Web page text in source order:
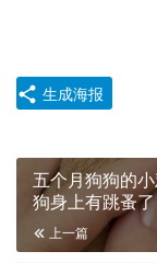
生成海报
五个月狗狗的
狗身上有跳蚤
上一篇